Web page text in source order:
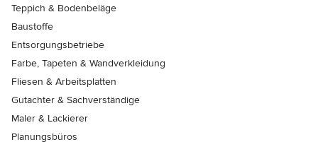
Teppich & Bodenbeläge
Baustoffe
Entsorgungsbetriebe
Farbe, Tapeten & Wandverkleidung
Fliesen & Arbeitsplatten
Gutachter & Sachverständige
Maler & Lackierer
Planungsbüros